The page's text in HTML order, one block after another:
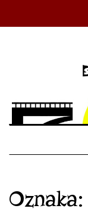
Oznaka: